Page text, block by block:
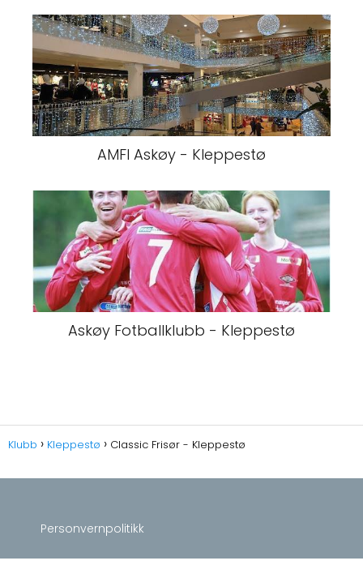
AMFI Askøy - Kleppestø
Askøy Fotballklubb - Kleppestø
Klubb Kleppestø Classic Frisør - Kleppestø
Personvernpolitikk